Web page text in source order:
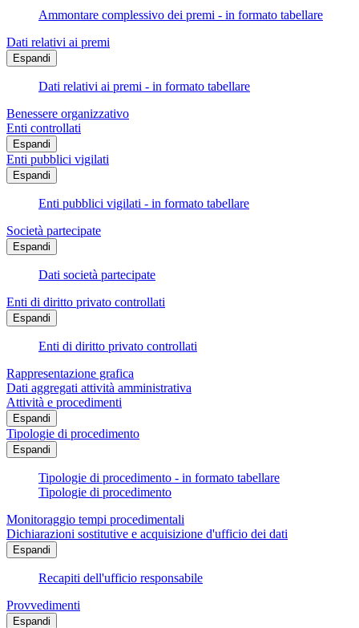
Ammontare complessivo dei premi - in formato tabellare
Dati relativi ai premi
Espandi
Dati relativi ai premi - in formato tabellare
Benessere organizzativo
Enti controllati
Espandi
Enti pubblici vigilati
Espandi
Enti pubblici vigilati - in formato tabellare
Società partecipate
Espandi
Dati società partecipate
Enti di diritto privato controllati
Espandi
Enti di diritto privato controllati
Rappresentazione grafica
Dati aggregati attività amministrativa
Attività e procedimenti
Espandi
Tipologie di procedimento
Espandi
Tipologie di procedimento - in formato tabellare
Tipologie di procedimento
Monitoraggio tempi procedimentali
Dichiarazioni sostitutive e acquisizione d'ufficio dei dati
Espandi
Recapiti dell'ufficio responsabile
Provvedimenti
Espandi